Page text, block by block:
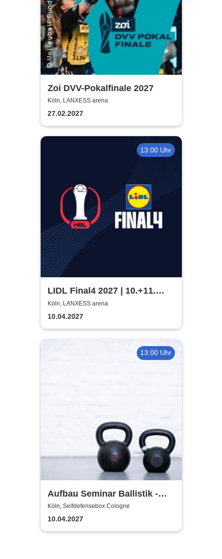
Zoi DVV-Pokalfinale 2027
Köln, LANXESS arena
27.02.2027
13:00 Uhr
LIDL Final4 2027 | 10.+11.
April 2027
Köln, LANXESS arena
10.04.2027
13:00 Uhr
Aufbau Seminar Ballistik -
vom Kettlebell Swing zum
Snatch
Köln, Selfdefensebox Cologne
10.04.2027